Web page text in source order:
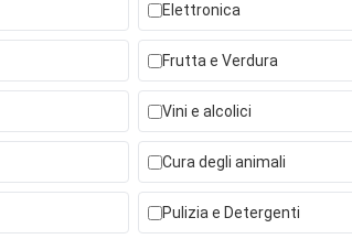
Elettronica
Frutta e Verdura
Vini e alcolici
Cura degli animali
Pulizia e Detergenti